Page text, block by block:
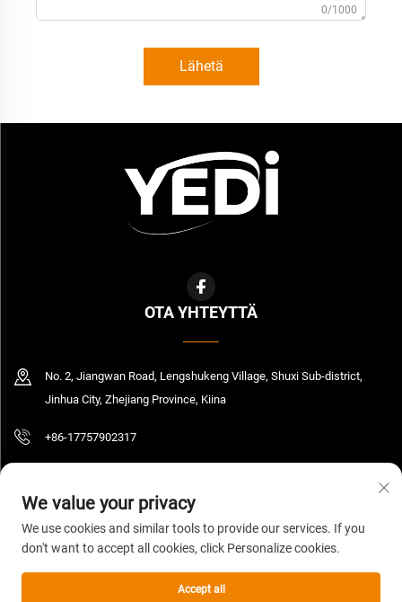
0/1000
Lähetä
OTA YHTEYTTÄ
No. 2, Jiangwan Road, Lengshukeng Village, Shuxi Sub-district,
Jinhua City, Zhejiang Province, Kiina
+86-17757902317
Tekijänoikeus © 2026 Zhejiang Yedi Industry And Trade Co., Ltd. Kaikki
oikeudet pidätetty. Tietosuojakäytäntö
We value your privacy
We use cookies and similar tools to provide our services. If you
don't want to accept all cookies, click Personalize cookies.
Accept all